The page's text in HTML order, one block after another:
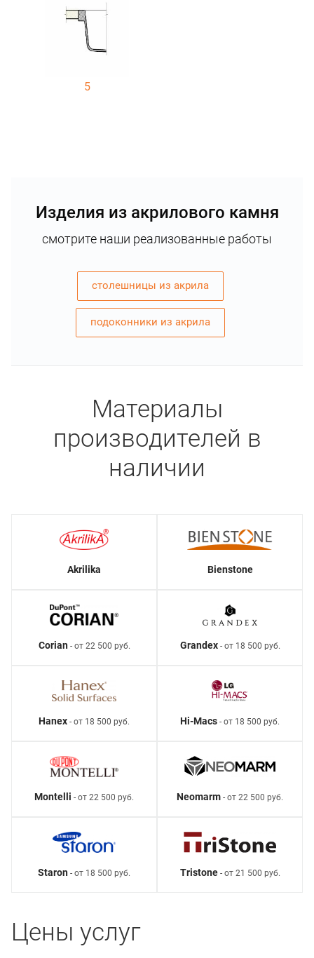
5
Изделия из акрилового камня
смотрите наши реализованные работы
столешницы из акрила
подоконники из акрила
Материалы
производителей в
наличии
Akrilika Bienstone
Corian- от 22 500 руб. Grandex- от 18 500 руб.
Hanex - от 18 500 руб. Hi-Macs - от 18 500 руб.
Montelli - от 22 500 руб. Neomarm - от 22 500 руб.
Staron - от 18 500 руб. Tristone- от 21 500 руб.
Цены услуг